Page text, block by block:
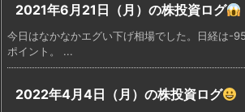
2021年6月21日（月）の株投資ログ
今日はなかなかエグい下げ相場でした。日経は-
ポイント。 ...
2022年4月4日（月）の株投資ログ